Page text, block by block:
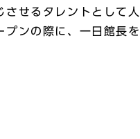
させるタレントとして
ンの際に、一日館長を